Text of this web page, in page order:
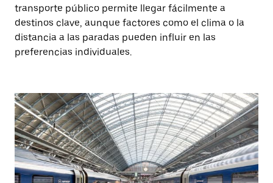
transporte público permite llegar fácilmente a
destinos clave, aunque factores como el clima o la
distancia a las paradas pueden influir en las
preferencias individuales.